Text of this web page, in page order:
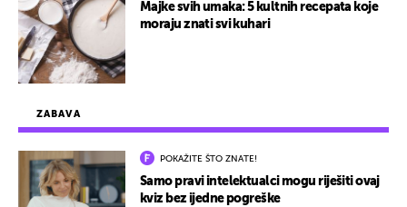
ZABAVA
POKAŽITE ŠTO ZNATE!
Samo pravi intelektualci mogu riješiti ovaj
kviz bez ijedne pogreške
Majke svih umaka: 5 kultnih recepata koje
moraju znati svi kuhari